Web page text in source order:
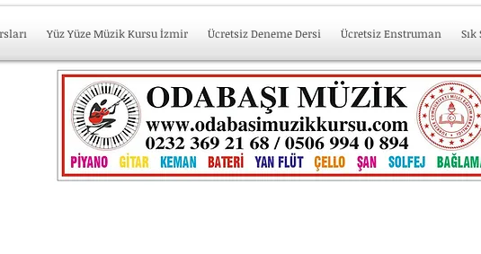
Yüz Yüze Müzik Kursu İzmir Ücretsiz Deneme Dersi Ücretsiz Enstruman